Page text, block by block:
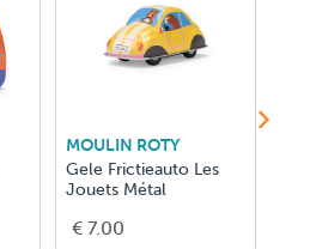
MOULIN ROTY
Gele Frictieauto Les
Jouets Métal
€ 7.00